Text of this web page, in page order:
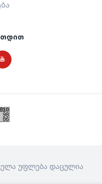
უფლება დაცულია